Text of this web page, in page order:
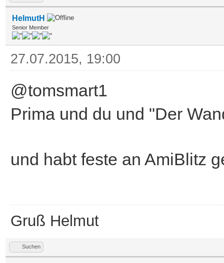
HelmutH
Senior Member
27.07.2015, 19:00
@tomsmart1
Prima und du und "Der
und habt feste an AmiBlitz
Gruß Helmut
Suchen